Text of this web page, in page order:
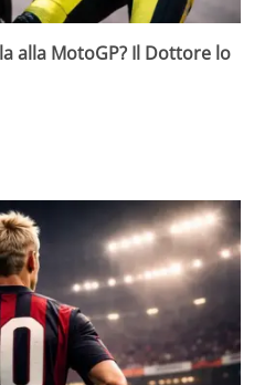
alla MotoGP? Il Dottore lo